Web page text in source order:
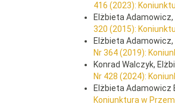
416 (2023):
Elżbieta Adamowicz,
320 (2015):
Elżbieta Adamowicz,
Nr 364 (2019):
Konrad Walczyk,
Nr 428 (2024):
Elżbieta Adamowicz
Koniunktura w